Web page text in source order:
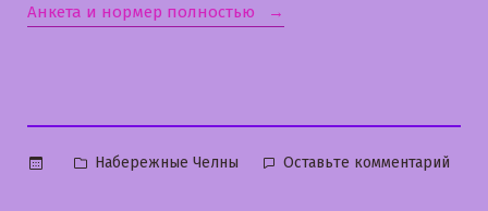
Анкета и нормер полностью «Виола»
Опубликовано
Набережные Челны Оставьте комментарий